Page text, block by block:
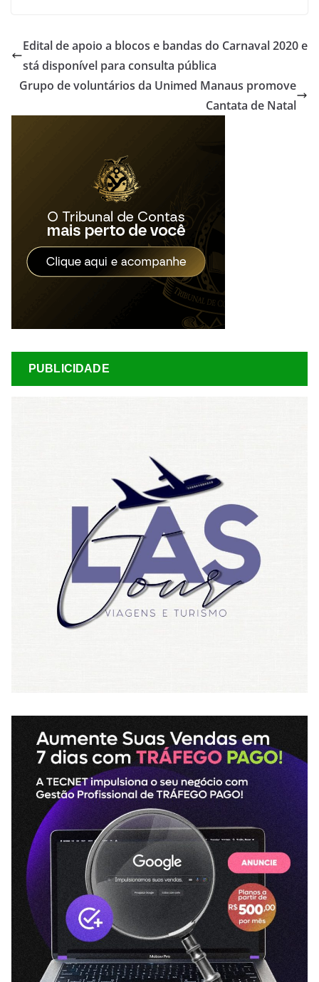
Edital de apoio a blocos e bandas do Carnaval 2020 e
stá disponível para consulta pública
Grupo de voluntários da Unimed Manaus promove
Cantata de Natal
PUBLICIDADE